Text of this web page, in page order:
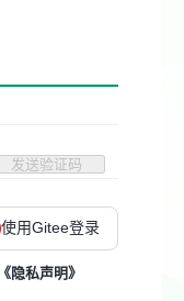
发送验证码
使用Gitee登录
《隐私声明》